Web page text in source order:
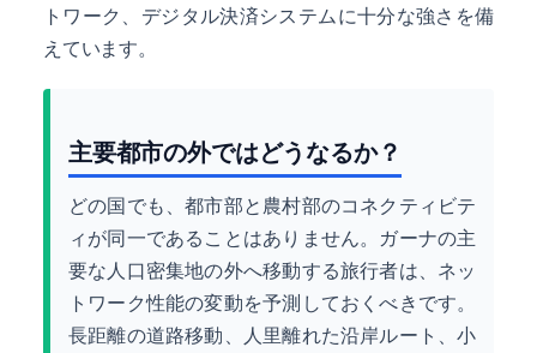
トワーク、デジタル決済システムに十分な強さを備
えています。
主要都市の外ではどうなるか？
どの国でも、都市部と農村部のコネクティビテ
ィが同一であることはありません。ガーナの主
要な人口密集地の外へ移動する旅行者は、ネッ
トワーク性能の変動を予測しておくべきです。
長距離の道路移動、人里離れた沿岸ルート、小